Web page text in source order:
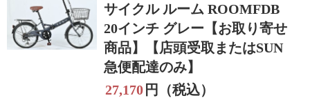
サイクル ルーム ROOMFDB
20インチ グレー【お取り寄せ
商品】【店頭受取またはSUN
急便配達のみ】
27,170 円（税込）